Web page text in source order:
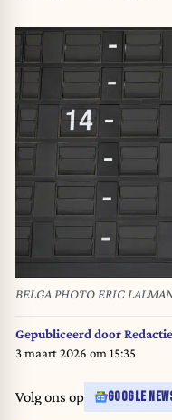
BELGA PHOTO ERIC
Gepubliceerd doorRedactie
3 maart 2026 om 15:35
Volg ons op GOOGLE